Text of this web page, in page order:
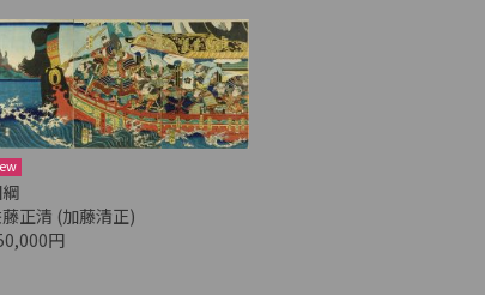
正清 (加藤清正)
円